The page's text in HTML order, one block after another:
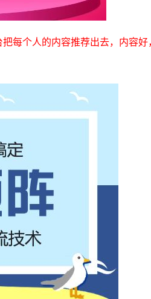
每个人的内容推荐出去，内容好